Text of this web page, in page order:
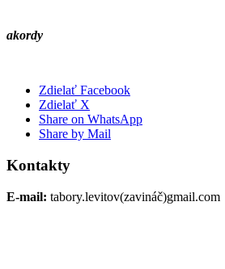
akordy
Zdielať Facebook
Zdielať X
Share on WhatsApp
Share by Mail
Kontakty
E-mail: tabory.levitov(zavináč)gmail.com